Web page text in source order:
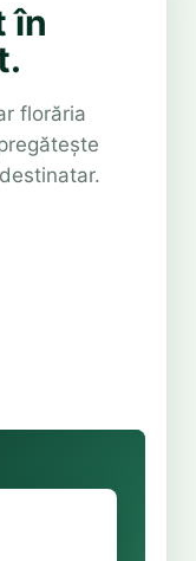
în
florăria